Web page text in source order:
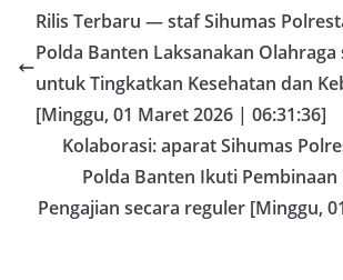
Rilis Terbaru — staf Sihumas
Polda Banten Laksanakan
untuk Tingkatkan Kesehatan dan
[Minggu, 01 Maret 2026 | 06:31:36]
Kolaborasi: aparat Sihumas
Polda Banten Ikuti Pembinaan
Pengajian secara reguler [Minggu,